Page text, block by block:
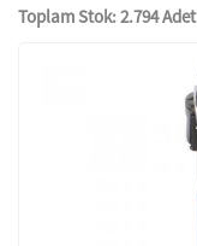
Toplam Stok: 2.794 Adet